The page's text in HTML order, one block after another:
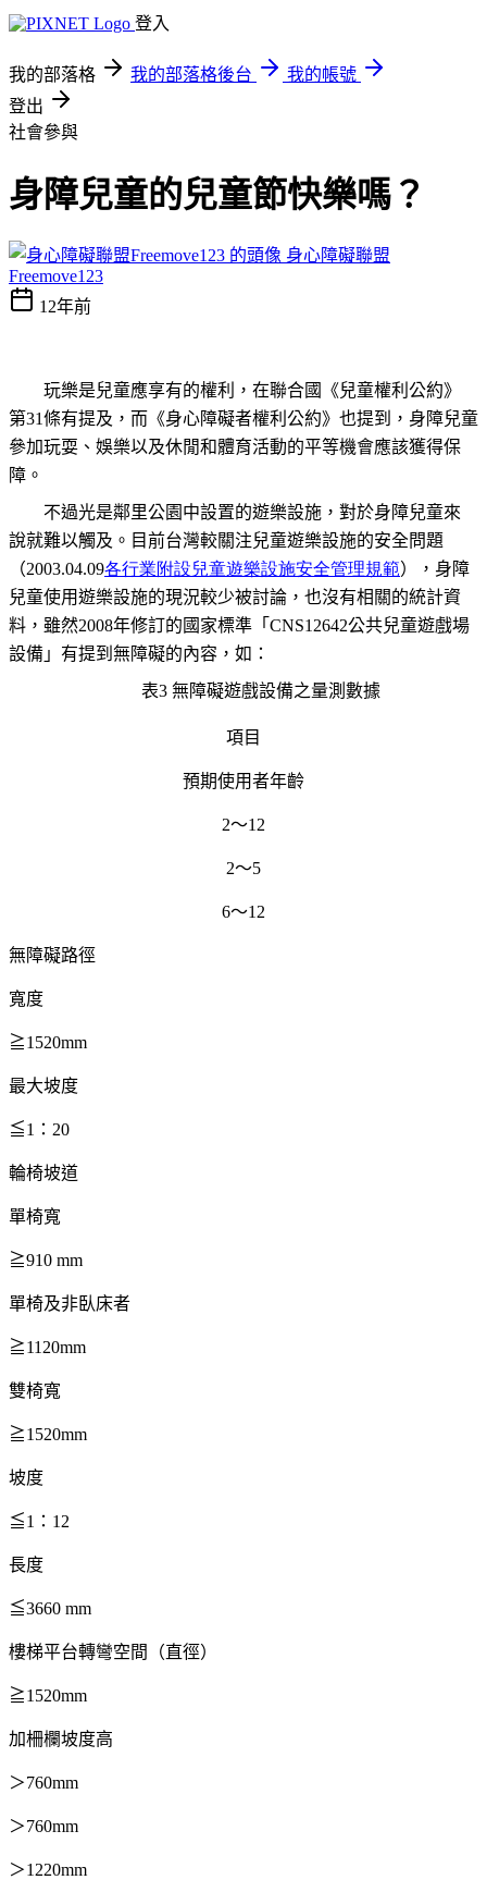
登入
我的部落格 我的部落格後台
我的帳號
登出
社會參與
身障兒童的兒童節快樂嗎？
身心障礙聯盟
Freemove123
12年前
玩樂是兒童應享有的權利，在聯合國《兒童權利公約》
第31條有提及，而《身心障礙者權利公約》也提到，身障兒童
參加玩耍、娛樂以及休閒和體育活動的平等機會應該獲得保
障。
不過光是鄰里公園中設置的遊樂設施，對於身障兒童來
說就難以觸及。目前台灣較關注兒童遊樂設施的安全問題
（2003.04.09各行業附設兒童遊樂設施安全管理規範），身障
兒童使用遊樂設施的現況較少被討論，也沒有相關的統計資
料，雖然2008年修訂的國家標準「 CNS12642公共兒童遊戲場
設備」有提到無障礙的內容，如：
表3 無障礙遊戲設備之量測數據
項目
預期使用者年齡
2～12
2～5
6～12
無障礙路徑
寬度
≧1520mm
最大坡度
≦1：20
輪椅坡道
單椅寬
≧910 mm
單椅及非臥床者
≧1120mm
雙椅寬
≧1520mm
坡度
≦1：12
長度
≦3660 mm
樓梯平台轉彎空間（直徑）
≧1520mm
加柵欄坡度高
＞760mm
＞760mm
＞1220mm